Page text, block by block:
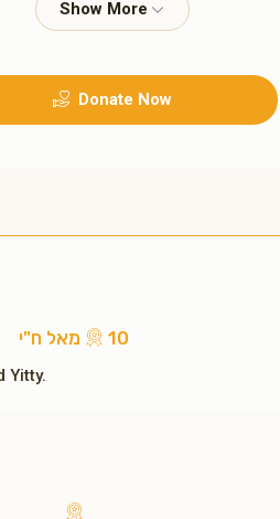
$500.00
$54.00
Donate Now
10 מאל ח"י
Yitty.